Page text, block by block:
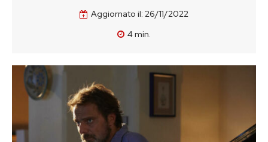
Aggiornato il: 26/11/2022
4min.